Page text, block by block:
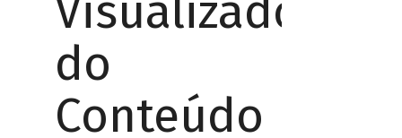
Visualizador
do
Conteúdo